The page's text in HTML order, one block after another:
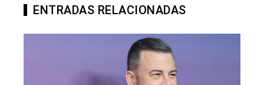
ENTRADAS RELACIONADAS